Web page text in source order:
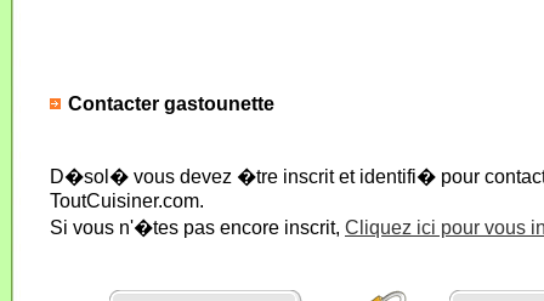
Contacter gastounette
D�sol� vous devez �tre inscrit et identifi� pour
ToutCuisiner.com.
Si vous n'�tes pas encore inscrit, Cliquez ici pour vous